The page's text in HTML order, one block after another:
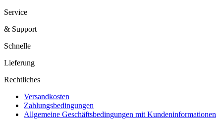
Service
& Support
Schnelle
Lieferung
Rechtliches
Versandkosten
Zahlungsbedingungen
Allgemeine Geschäftsbedingungen mit Kundeninformationen